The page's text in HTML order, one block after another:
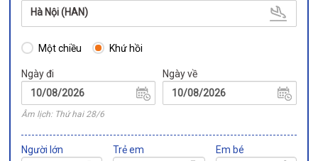
Hà Nội (HAN)
Một chiều Khứ hồi
Ngày đi
Âm lịch: Thứ hai 28/6
Ngày về
Người lớn Trẻ em Em bé